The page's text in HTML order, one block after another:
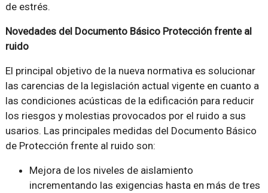
de estrés.
Novedades del Documento Básico Protección frente al
ruido
El principal objetivo de la nueva normativa es solucionar
las carencias de la legislación actual vigente en cuanto a
las condiciones acústicas de la edificación para reducir
los riesgos y molestias provocados por el ruido a sus
usarios. Las principales medidas del Documento Básico
de Protección frente al ruido son:
Mejora de los niveles de aislamiento
incrementando las exigencias hasta en más de tres